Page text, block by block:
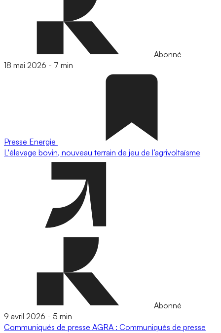
Abonné
18 mai 2026 - 7 min
Presse Energie
L'élevage bovin, nouveau terrain de jeu de l’agrivoltaïsme
Abonné
9 avril 2026 - 5 min
Communiqués de presse AGRA : Communiqués de presse